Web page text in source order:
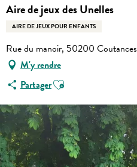
Aire de jeux des Unelles
AIRE DE JEUX POUR ENFANTS
Rue du manoir, 50200 Coutances
M'y rendre
PartagerAjouter aux favoris